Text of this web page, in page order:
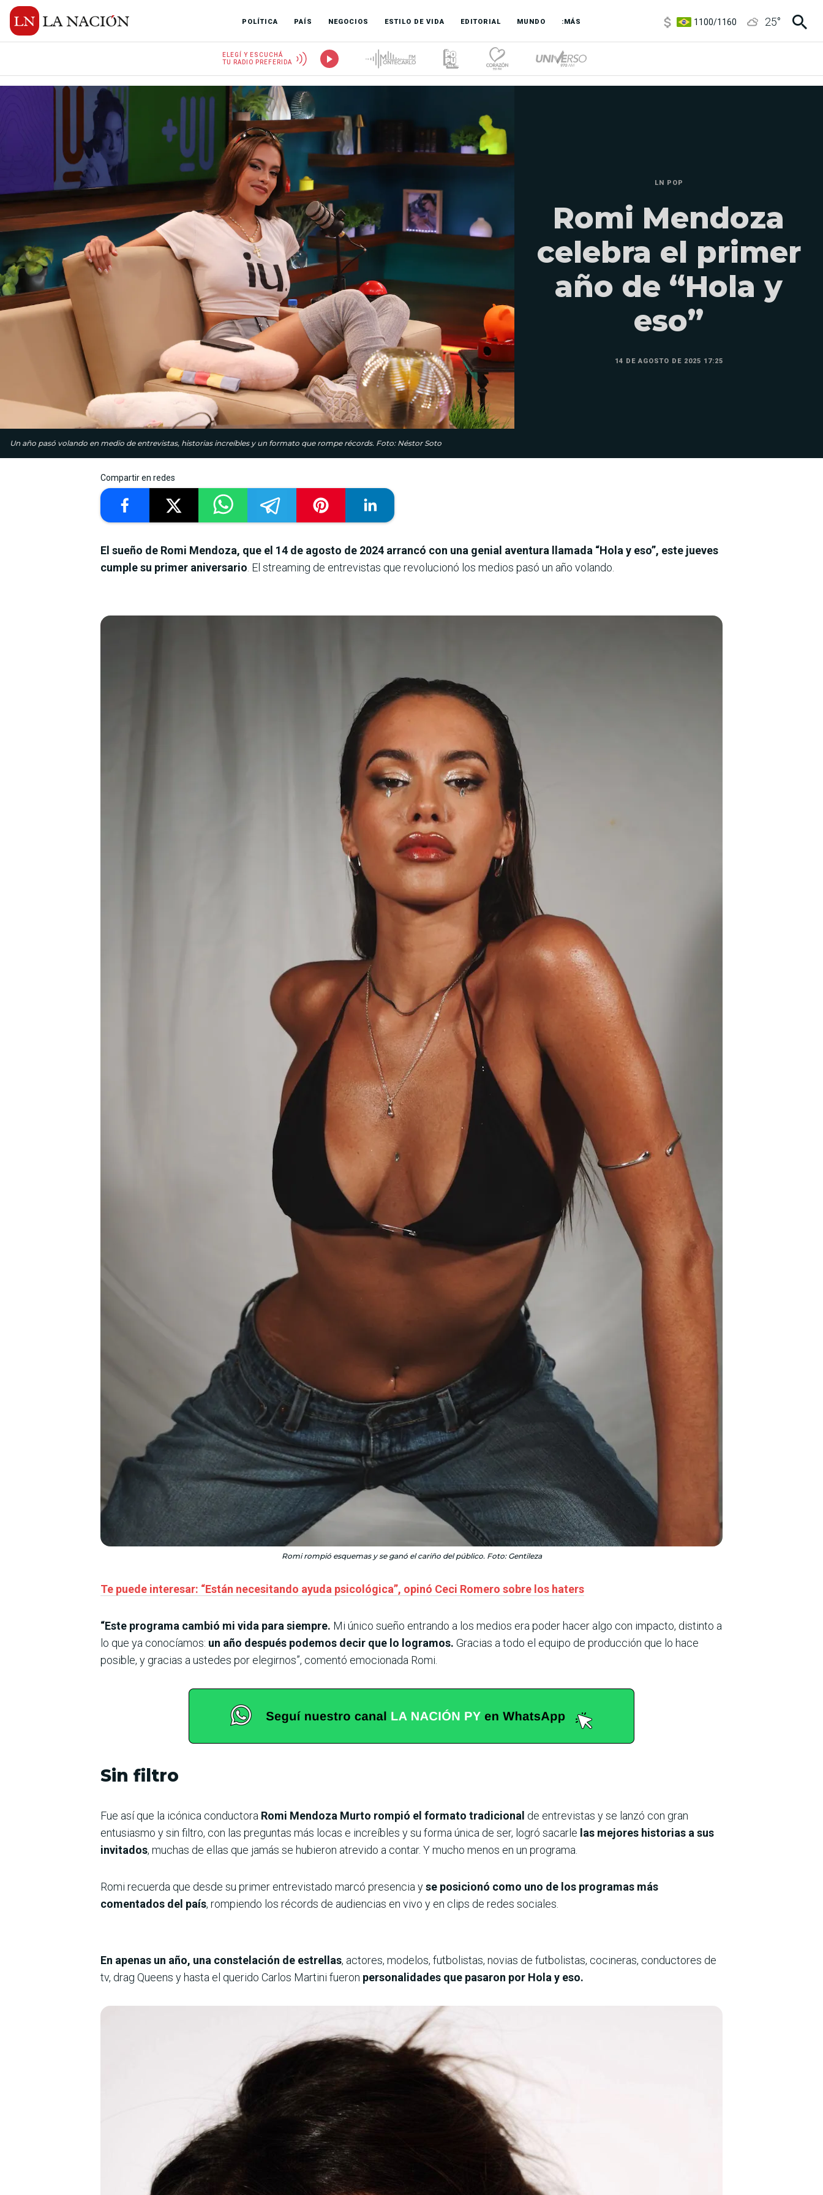
POLÍTICA PAÍS NEGOCIOS ESTILO DE VIDA EDITORIAL MUNDO :MÁS
3,8/4
25°
ELEGÍ Y ESCUCHÁ
TU RADIO PREFERIDA
Un año pasó volando en medio de entrevistas, historias increíbles y un formato que rompe récords. Foto: Néstor Soto
LN POP
Romi Mendoza
celebra el primer
año de “Hola y
eso”
14 DE AGOSTO DE 2025 17:25
Compartir en redes
El sueño de Romi Mendoza, que el 14 de agosto de 2024 arrancó con una genial aventura llamada “Hola y eso”, este jueves
cumple su primer aniversario . El streaming de entrevistas que revolucionó los medios pasó un año volando.
Romi rompió esquemas y se ganó el cariño del público. Foto: Gentileza
Te puede interesar: “Están necesitando ayuda psicológica”, opinó Ceci Romero sobre los haters
“Este programa cambió mi vida para siempre. Mi único sueño entrando a los medios era poder hacer algo con impacto, distinto a
lo que ya conocíamos: un año después podemos decir que lo logramos. Gracias a todo el equipo de producción que lo hace
posible, y gracias a ustedes por elegirnos”, comentó emocionada Romi.
Sin filtro
Fue así que la icónica conductora Romi Mendoza Murto rompió el formato tradicional de entrevistas y se lanzó con gran
entusiasmo y sin filtro, con las preguntas más locas e increíbles y su forma única de ser, logró sacarle las mejores historias a sus
invitados, muchas de ellas que jamás se hubieron atrevido a contar. Y mucho menos en un programa.
Romi recuerda que desde su primer entrevistado marcó presencia yse posicionó como uno de los programas más
comentados del país, rompiendo los récords de audiencias en vivo y en clips de redes sociales.
En apenas un año, una constelación de estrellas, actores, modelos, futbolistas, novias de futbolistas, cocineras, conductores de
tv, drag Queens y hasta el querido Carlos Martini fueron personalidades que pasaron por Hola y eso.